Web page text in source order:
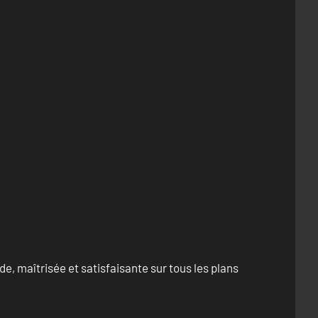
maîtrisée et satisfaisante sur tous les plans